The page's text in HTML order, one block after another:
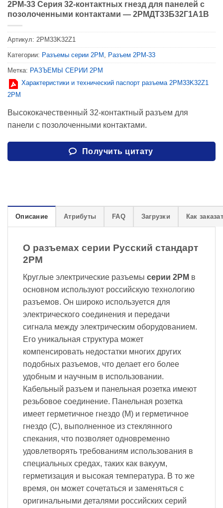
2PM-33 Серия 32-контактных гнезд для панелей с
позолоченными контактами — 2РМДТ33Б32Г1А1В
Артикул: 2PM33K32Z1
Категории: Разъемы серии 2PM , Разъем 2PM-33
Метка: РАЗЪЕМЫ СЕРИИ 2PM
Характеристики и технический паспорт разъема 2PM33K32Z1
2PM
Высококачественный 32-контактный разъем для
панели с позолоченными контактами.
Получить цитату
Описание Атрибуты FAQ Загрузки Как
О разъемах серии Русский стандарт
2PM
Круглые электрические разъемы серии 2PM в
основном используют российскую технологию
разъемов. Он широко используется для
электрического соединения и передачи
сигнала между электрическим оборудованием.
Его уникальная структура может
компенсировать недостатки многих других
подобных разъемов, что делает его более
удобным и научным в использовании.
Кабельный разъем и панельная розетка имеют
резьбовое соединение. Панельная розетка
имеет герметичное гнездо (М) и герметичное
гнездо (С), выполненное из стеклянного
спекания, что позволяет одновременно
удовлетворять требованиям использования в
специальных средах, таких как вакуум,
герметизация и высокая температура. В то же
время, он может сочетаться и заменяться с
оригинальными деталями российских серий